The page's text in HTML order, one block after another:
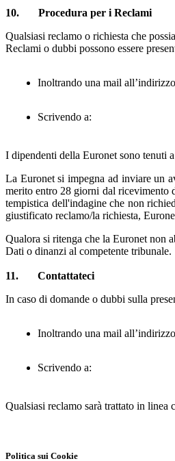
10. Procedura per i Reclami
Qualsiasi reclamo o richiesta che
Reclami o dubbi possono essere
Inoltrando una mail
Scrivendo a:
I dipendenti della Euronet sono tenuti
La Euronet si impegna ad inviare un
merito entro 28 giorni dal ricevimento
tempistica dell'indagine che non
giustificato reclamo/la richiesta,
Qualora si ritenga che la Euronet non
Dati o dinanzi al competente tribunale.
11. Contattateci
In caso di domande o dubbi sulla
Inoltrando una mail
Scrivendo a:
Qualsiasi reclamo sarà trattato in
Politica sui Cookie